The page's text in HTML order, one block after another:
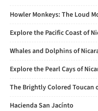
Howler Monkeys: The Loud
Explore the Pacific Coast of
Whales and Dolphins of
Explore the Pearl Cays of
The Brightly Colored Toucan
Hacienda San Jacínto